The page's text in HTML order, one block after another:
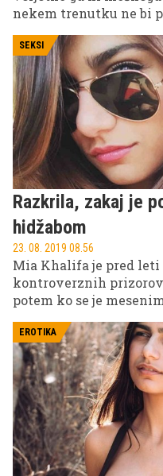
nekem trenutku ne bi
odrasle?
SEKSI
Razkrila, zakaj je
hidžabom
23. 08. 2019 08.56
Mia Khalifa je pred leti
kontroverznih
potem ko se je
smrtjo, v intervjuju pa
posnela.
EROTIKA